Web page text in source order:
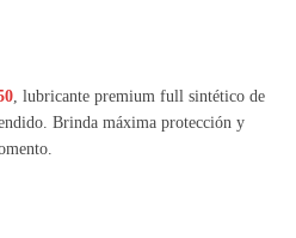
, lubricante premium full sintético de
Brinda máxima protección y